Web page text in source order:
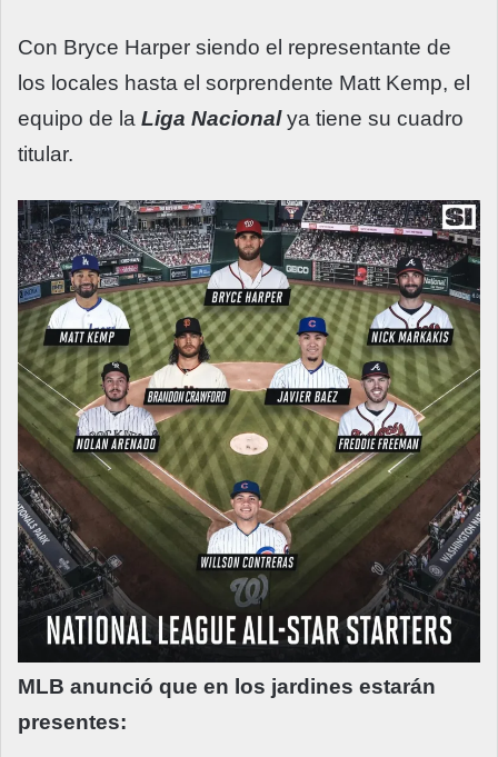
Con Bryce Harper siendo el representante de
los locales hasta el sorprendente Matt Kemp, el
equipo de la Liga Nacional ya tiene su cuadro
titular.
MLB anunció que en los jardines estarán
presentes: